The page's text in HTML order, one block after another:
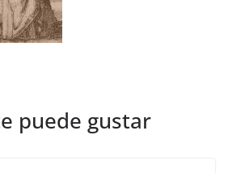
puede gustar